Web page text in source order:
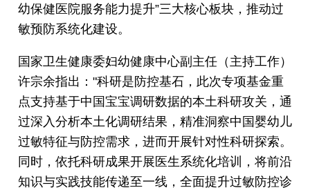
幼保健医院服务能力提升”三大核心板块，推动过
敏预防系统化建设。
国家卫生健康委妇幼健康中心副主任（主持工作）
许宗余指出："科研是防控基石，此次专项基金重
点支持基于中国宝宝调研数据的本土科研攻关，通
过深入分析本土化调研结果，精准洞察中国婴幼儿
过敏特征与防控需求，进而开展针对性科研探索。
同时，依托科研成果开展医生系统化培训，将前沿
知识与实践技能传递至一线，全面提升过敏防控诊